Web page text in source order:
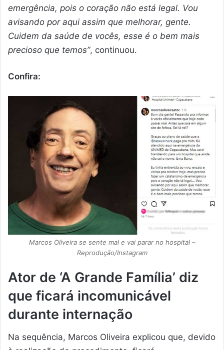
emergência, pois o coração não está legal. Vou
avisando por aqui assim que melhorar, gente.
Cuidem da saúde de vocês, esse é o bem mais
precioso que temos”, continuou.
Confira:
Marcos Oliveira se sente mal e vai parar no hospital –
Reprodução/Instagram
Ator de ‘A Grande Família’ diz
que ficará incomunicável
durante internação
Na sequência, Marcos Oliveira explicou que, devido